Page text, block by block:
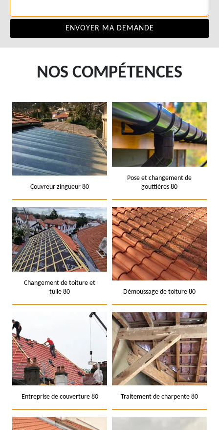
NOS COMPÉTENCES
Couvreur zingueur 80
Pose et changement de
gouttières 80
Changement de toiture et
tuile 80
Démoussage de toiture 80
Entreprise de couverture 80 Traitement de charpente 80